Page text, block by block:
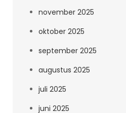
november 2025
oktober 2025
september 2025
augustus 2025
juli 2025
juni 2025